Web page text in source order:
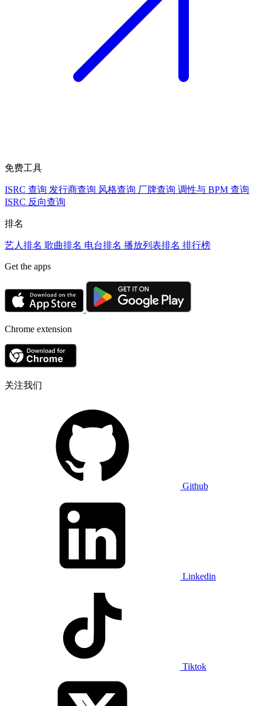
免费工具
ISRC 查询 发行商查询 风格查询 厂牌查询 调性与 BPM 查询
ISRC 反向查询
排名
艺人排名 歌曲排名 电台排名 播放列表排名 排行榜
Get the apps
Chrome extension
关注我们
Github
Linkedin
Tiktok